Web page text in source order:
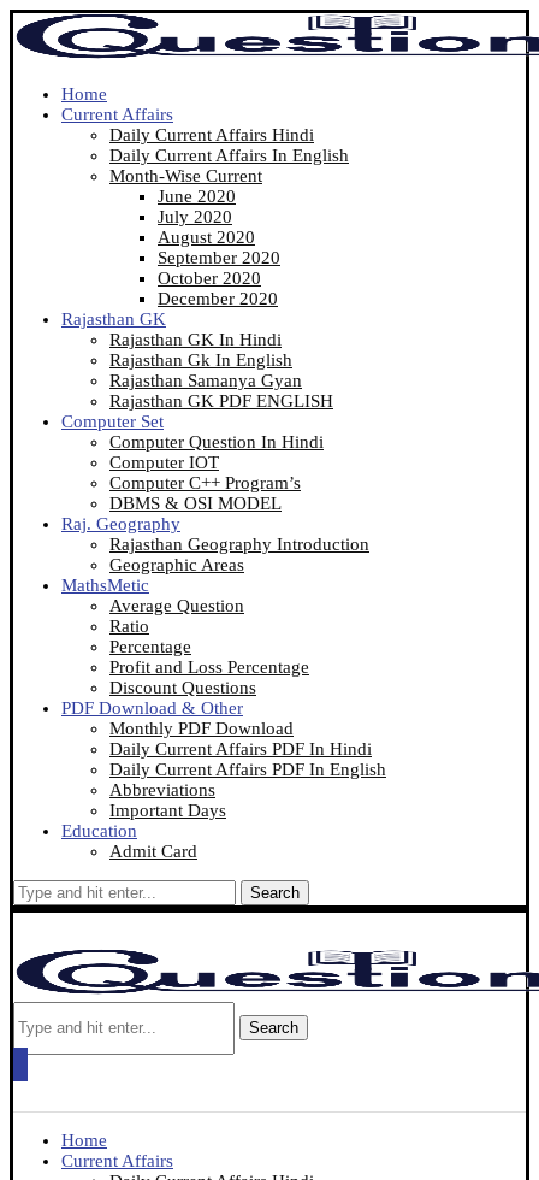
Home
Current Affairs
Daily Current Affairs Hindi
Daily Current Affairs In English
Month-Wise Current
June 2020
July 2020
August 2020
September 2020
October 2020
December 2020
Rajasthan GK
Rajasthan GK In Hindi
Rajasthan Gk In English
Rajasthan Samanya Gyan
Rajasthan GK PDF ENGLISH
Computer Set
Computer Question In Hindi
Computer IOT
Computer C++ Program’s
DBMS & OSI MODEL
Raj. Geography
Rajasthan Geography Introduction
Geographic Areas
MathsMetic
Average Question
Ratio
Percentage
Profit and Loss Percentage
Discount Questions
PDF Download & Other
Monthly PDF Download
Daily Current Affairs PDF In Hindi
Daily Current Affairs PDF In English
Abbreviations
Important Days
Education
Admit Card
Search
Search
Home
Current Affairs